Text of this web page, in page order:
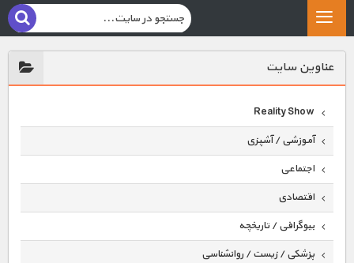
عناوين سايت
Reality Show
آموزشی / آشپزی
اجتماعی
اقتصادی
بیوگرافی / تاریخچه
پزشکی / زیست / روانشناسی